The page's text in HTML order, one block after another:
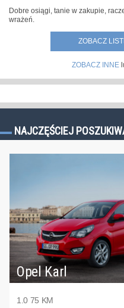
Dobre osiągi, tanie w zakupie,
wrażeń.
ZOBACZ
ZOBACZ INNE
NAJCZĘŚCIEJ
Opel Karl
1.0 75 KM